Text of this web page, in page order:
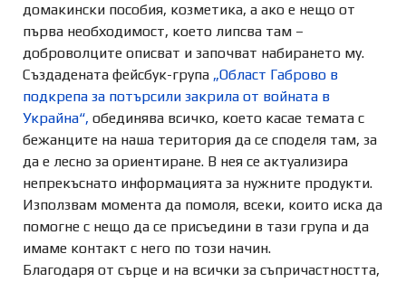
домакински пособия, козметика, а ако е нещо от
първа необходимост, което липсва там –
доброволците описват и започват набирането му.
Създадената фейсбук-група „Област Габрово в
подкрепа за потърсили закрила от войната в
Украйна“, обединява всичко, което касае темата с
бежанците на наша територия да се споделя там, за
да е лесно за ориентиране. В нея се актуализира
непрекъснато информацията за нужните продукти.
Използвам момента да помоля, всеки, които иска да
помогне с нещо да се присъедини в тази група и да
имаме контакт с него по този начин.
Благодаря от сърце и на всички за съпричастността,